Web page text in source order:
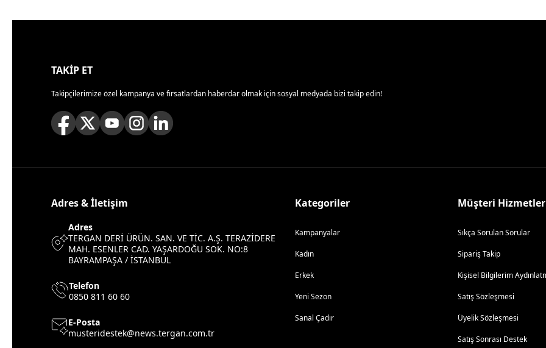
TAKİP ET
Takipçilerimize özel kampanya ve fırsatlardan haberdar olmak için sosyal medyada bizi takip edin!
Adres & İletişim
Adres
TERGAN DERİ ÜRÜN. SAN. VE TİC. A.Ş. TERAZİDERE
MAH. ESENLER CAD. YAŞARDOĞU SOK. NO:8
BAYRAMPAŞA / İSTANBUL
Telefon
0850 811 60 60
E-Posta
musteridestek@news.tergan.com.tr
Kategoriler
Kampanyalar
Kadın
Erkek
Yeni Sezon
Sanal Çadır
Müşteri
Sıkça Sorulan Sorular
Sipariş Takip
Kişisel Bilgilerim
Satış Sözleşmesi
Üyelik Sözleşmesi
Satış Sonrası Destek